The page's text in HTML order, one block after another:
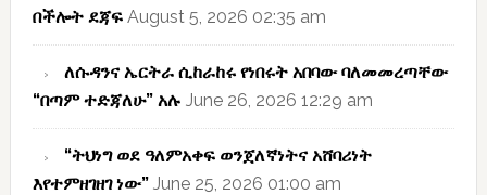
በችሎት ደጃፍ August 5, 2026 02:35 am
ለሱዳንና ኤርትራ ሲከራከሩ የነበሩት አበባው ባለመመረጣቸው
“በጣም ተድጃለሁ” አሉ June 26, 2026 12:29 am
“ትህነግ ወደ ዓለምአቀፍ ወንጀለኛነትና አሸባሪነት
እየተምዘገዘገ ነው” June 25, 2026 01:00 am